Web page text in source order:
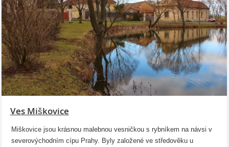
Ves Miškovice
Miškovice jsou krásnou malebnou vesničkou s rybníkem na návsi v
severovýchodním cípu Prahy. Byly založené ve středověku u